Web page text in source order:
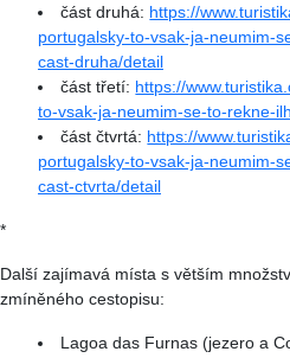
část druhá: https://
portugalsky-to-vsak-ja-neumim-
cast-druha/detail
část třetí: https://
to-vsak-ja-neumim-se-to-rekne-
část čtvrtá: https://
portugalsky-to-vsak-ja-neumim-
cast-ctvrta/detail
*
Další zajímavá místa s větším
zmíněného cestopisu:
Lagoa das Furnas (jezero a